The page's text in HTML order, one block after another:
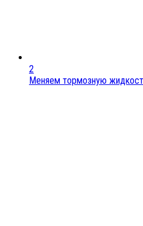
2
Меняем тормозную